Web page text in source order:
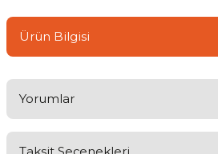
Ürün Bilgisi
Yorumlar